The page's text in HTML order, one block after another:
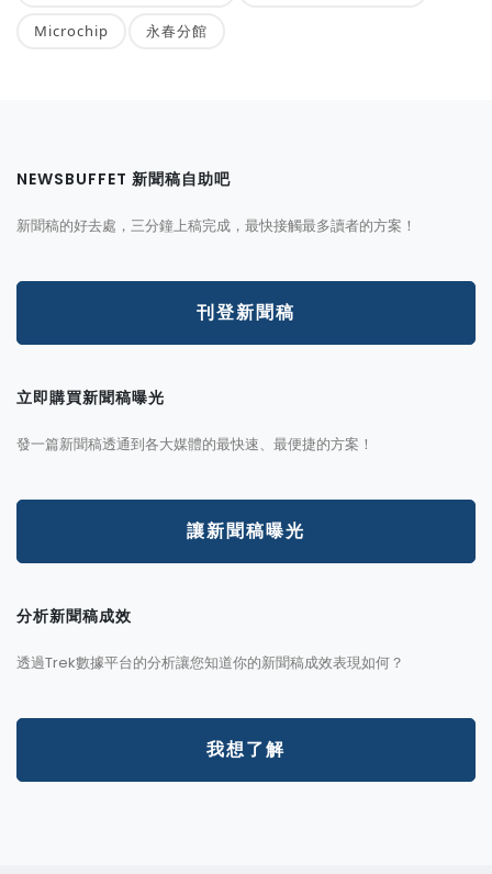
Microchip 永春分館
NEWSBUFFET 新聞稿自助吧
新聞稿的好去處，三分鐘上稿完成，最快接觸最多讀者的方案！
刊登新聞稿
立即購買新聞稿曝光
發一篇新聞稿透通到各大媒體的最快速、最便捷的方案！
讓新聞稿曝光
分析新聞稿成效
透過Trek數據平台的分析讓您知道你的新聞稿成效表現如何？
我想了解